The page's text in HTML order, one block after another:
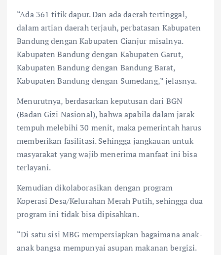
“Ada 361 titik dapur. Dan ada daerah tertinggal,
dalam artian daerah terjauh, perbatasan Kabupaten
Bandung dengan Kabupaten Cianjur misalnya.
Kabupaten Bandung dengan Kabupaten Garut,
Kabupaten Bandung dengan Bandung Barat,
Kabupaten Bandung dengan Sumedang,” jelasnya.
Menurutnya, berdasarkan keputusan dari BGN
(Badan Gizi Nasional), bahwa apabila dalam jarak
tempuh melebihi 30 menit, maka pemerintah harus
memberikan fasilitasi. Sehingga jangkauan untuk
masyarakat yang wajib menerima manfaat ini bisa
terlayani.
Kemudian dikolaborasikan dengan program
Koperasi Desa/Kelurahan Merah Putih, sehingga dua
program ini tidak bisa dipisahkan.
“Di satu sisi MBG mempersiapkan bagaimana anak-
anak bangsa mempunyai asupan makanan bergizi.